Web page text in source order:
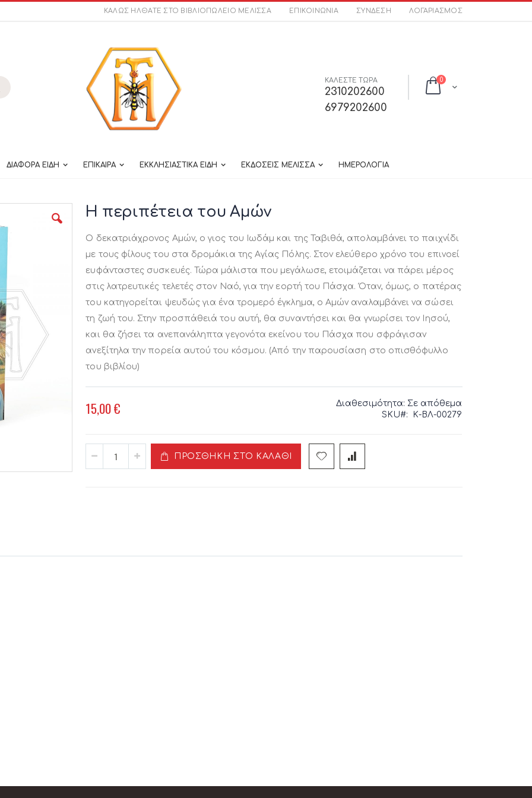
ΚΑΛΩΣ ΗΛΘΑΤΕ ΣΤΟ ΒΙΒΛΙΟΠΩΛΕΙΟ ΜΕΛΙΣΣΑ ΕΠΙΚΟΙΝΩΝΊΑ ΣΎΝΔΕΣΗ ΛΟΓΑΡΙΑΣΜΌΣ
Cart
0στοιχεία
ΚΑΛΕΣΤΕ ΤΩΡΑ
2310202600
6979202600
ΔΙΑΦΟΡΑ ΕΙΔΗ ΕΠΙΚΑΙΡΑ ΕΚΚΛΗΣΙΑΣΤΙΚΑ ΕΙΔΗ ΕΚΔΟΣΕΙΣ ΜΕΛΙΣΣΑ ΗΜΕΡΟΛΟΓΙΑ
Η περιπέτεια του Αμών
Ο δεκατριάχρονος Αμών, ο γιος του Ιωδάμ και της Ταβιθά, απολαμβάνει το παιχνίδι
με τους φίλους του στα δρομάκια της Αγίας Πόλης. Στον ελεύθερο χρόνο του επινοεί
ευφάνταστες συσκευές. Τώρα μάλιστα που μεγάλωσε, ετοιμάζεται να πάρει μέρος
στις λατρευτικές τελετές στον Ναό, για την εορτή του Πάσχα. Όταν, όμως, ο πατέρας
του κατηγορείται ψευδώς για ένα τρομερό έγκλημα, ο Αμών αναλαμβάνει να σώσει
τη ζωή του. Στην προσπάθειά του αυτή, θα συναντήσει και θα γνωρίσει τον Ιησού,
και θα ζήσει τα ανεπανάληπτα γεγονότα εκείνου του Πάσχα που σφράγισαν
ανεξίτηλα την πορεία αυτού του κόσμου. (Από την παρουσίαση στο οπισθόφυλλο
του βιβλίου)
15,00 € Διαθεσιμότητα: Σε απόθεμα
SKU
Κ-ΒΛ-00279
ΠΡΟΣΘΉΚΗ ΣΤΟ ΚΑΛΆΘΙ